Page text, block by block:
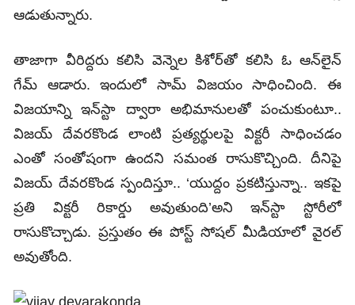
ఆడుతున్నారు.
తాజాగా వీరిద్దరు కలిసి వెన్నెల కిశోర్‌తో కలిసి ఓ ఆన్‌లైన్‌
గేమ్‌ ఆడారు. ఇందులో సామ్‌ విజయం సాధించింది. ఈ
విజయాన్ని ఇన్‌స్టా ద్వారా అభిమానులతో పంచుకుంటూ..
విజయ్‌ దేవరకొండ లాంటి ప్రత్యర్థులపై విక్టరీ సాధించడం
ఎంతో సంతోషంగా ఉందని సమంత రాసుకొచ్చింది. దీనిపై
విజయ్‌ దేవరకొండ స్పందిస్తూ.. ‘యుద్దం ప్రకటిస్తున్నా.. ఇకపై
ప్రతి విక్టరీ రికార్డు అవుతుంది’అని ఇన్‌స్టా స్టోరీలో
రాసుకొచ్చాడు. ప్రస్తుతం ఈ పోస్ట్‌ సోషల్‌ మీడియాలో వైరల్‌
అవుతోంది.